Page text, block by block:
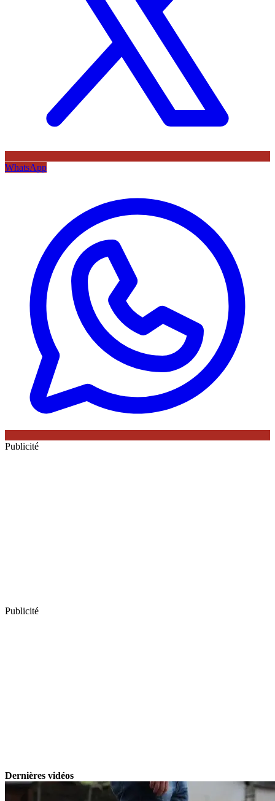
WhatsApp
Publicité
Publicité
Dernières vidéos